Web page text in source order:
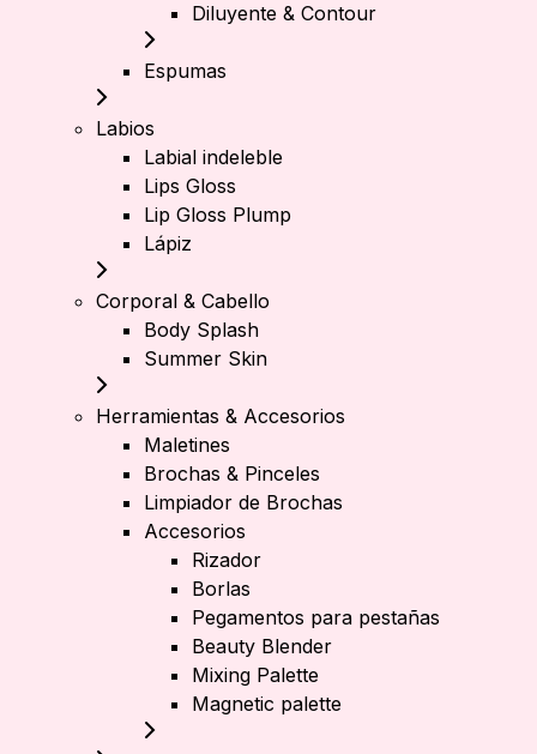
Diluyente & Contour
Espumas
Labios
Labial indeleble
Lips Gloss
Lip Gloss Plump
Lápiz
Corporal & Cabello
Body Splash
Summer Skin
Herramientas & Accesorios
Maletines
Brochas & Pinceles
Limpiador de Brochas
Accesorios
Rizador
Borlas
Pegamentos para pestañas
Beauty Blender
Mixing Palette
Magnetic palette